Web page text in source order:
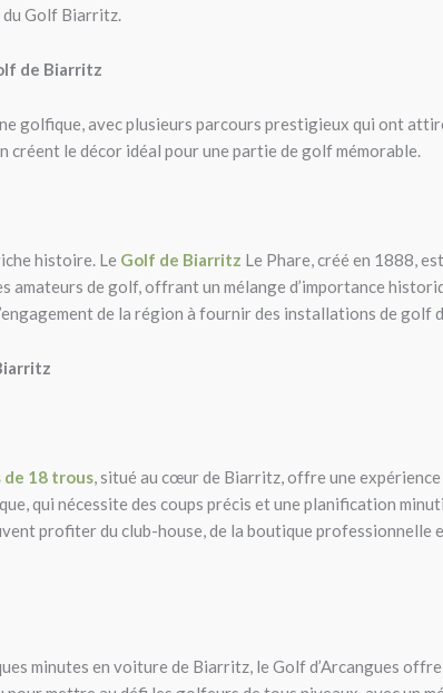
du Golf Biarritz.
de Biarritz
golfique, avec plusieurs parcours prestigieux qui ont
créent le décor idéal pour une partie de golf mémorable.
histoire. Le Golf de Biarritz Le Phare, créé en 1888,
de golf, offrant un mélange d’importance
de la région à fournir des installations de golf
de 18 trous, situé au cœur de Biarritz, offre une
qui nécessite des coups précis et une planification
profiter du club-house, de la boutique professionnelle
minutes en voiture de Biarritz, le Golf d’Arcangues